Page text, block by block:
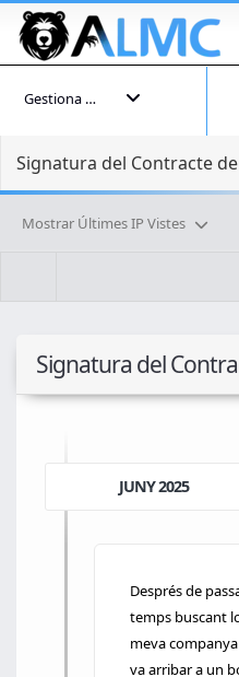
Gestiona el teu compte
Signatura del Contracte
Mostrar Últimes IP Vistes
Signatura del
JUNY 2025
Després de
temps buscant
meva
va arribar a un